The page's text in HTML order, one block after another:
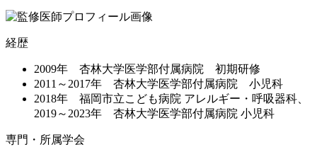
経歴
2009年 杏林大学医学部付属病院 初期研修
2011～2017年 杏林大学医学部付属病院 小児科
2018年 福岡市立こども病院 アレルギー・呼吸器科、
2019～2023年 杏林大学医学部付属病院 小児科
専門・所属学会